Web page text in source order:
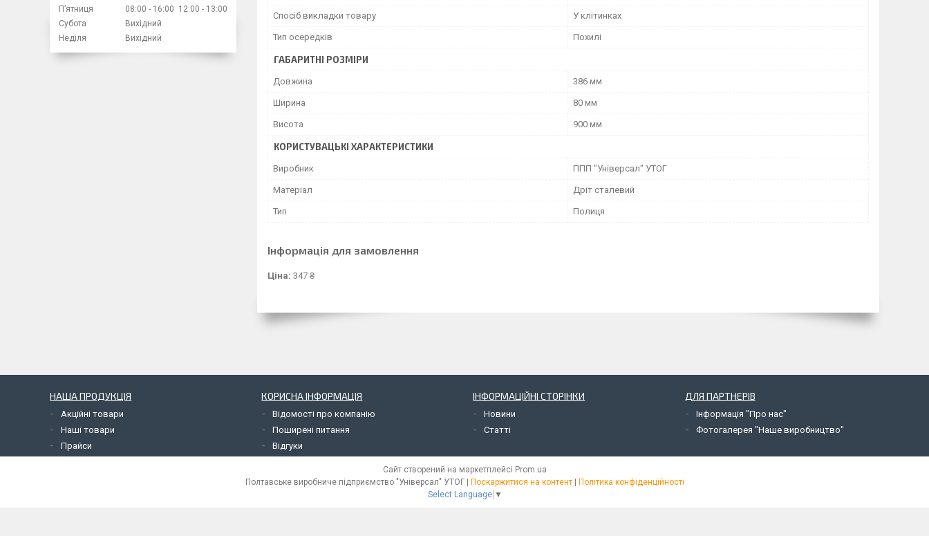
Спосіб викладки товару У клітинках
Тип осередків Похилі
ГАБАРИТНІ РОЗМІРИ
Довжина 386 мм
Ширина 80 мм
Висота 900 мм
КОРИСТУВАЦЬКІ ХАРАКТЕРИСТИКИ
Виробник ППП "Універсал" УТОГ
Матеріал Дріт сталевий
Тип Полиця
Інформація для замовлення
Ціна: 347 ₴
Пʼятниця
08:00 16:00 12:00
13:00
Субота
Вихідний
Неділя
Вихідний
НАША ПРОДУКЦІЯ
Акційні товари
Наші товари
Прайси
КОРИСНА ІНФОРМАЦІЯ
Відомості про компанію
Поширені питання
Відгуки
ІНФОРМАЦІЙНІ СТОРІНКИ
Новини
Статті
ДЛЯ ПАРТНЕРІВ
Інформація "Про нас"
Фотогалерея "Наше виробництво"
Сайт створений на маркетплейсі Prom.ua
Полтавське виробниче підприємство "Універсал" УТОГ | Поскаржитися на контент | Політика конфіденційності
Select Language ▼